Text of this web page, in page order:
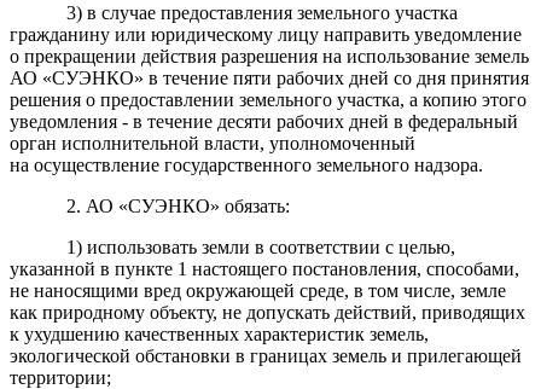
3) в случае предоставления земельного участка
гражданину или юридическому лицу направить уведомление
о прекращении действия разрешения на использование земель
АО «СУЭНКО» в течение пяти рабочих дней со дня принятия
решения о предоставлении земельного участка, а копию этого
уведомления - в течение десяти рабочих дней в федеральный
орган исполнительной власти, уполномоченный
на осуществление государственного земельного надзора.
2. АО «СУЭНКО» обязать:
1) использовать земли в соответствии с целью,
указанной в пункте 1 настоящего постановления, способами,
не наносящими вред окружающей среде, в том числе, земле
как природному объекту, не допускать действий, приводящих
к ухудшению качественных характеристик земель,
экологической обстановки в границах земель и прилегающей
территории;